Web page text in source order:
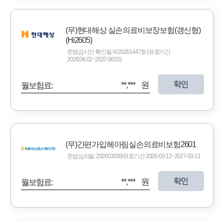
(무)현대해상 실손의료비보장보험(갱신형)
(Hi2605)
준법감시인 확인필 제20261447호 (유효기간
2026.06.02~2027.06.02)
월보험료: **,*** 원 확인
(무)간편가입헤아림실손의료비보험2601
준법심의필: 202603039/유효기간:2026-03-12~2027-03-11
월보험료: **,*** 원 확인